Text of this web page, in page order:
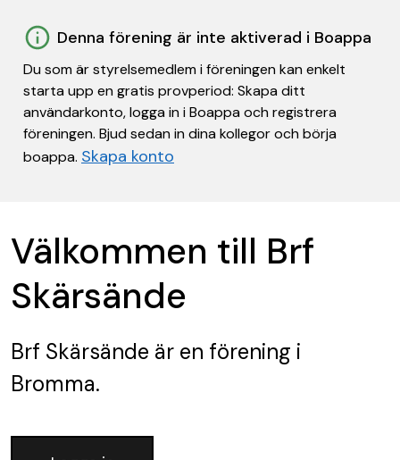
Denna förening är inte aktiverad i Boappa
Du som är styrelsemedlem i föreningen kan enkelt
starta upp en gratis provperiod: Skapa ditt
användarkonto, logga in i Boappa och registrera
föreningen. Bjud sedan in dina kollegor och börja
boappa. Skapa konto
Välkommen till Brf
Skärsände
Brf Skärsände är en förening i
Bromma.